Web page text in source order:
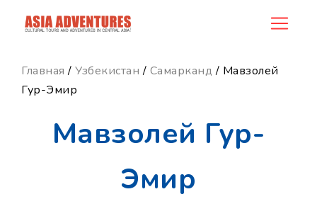
news_id
Главная / Узбекистан / Самарканд / Мавзолей
Гур-Эмир
Мавзолей Гур-
Эмир